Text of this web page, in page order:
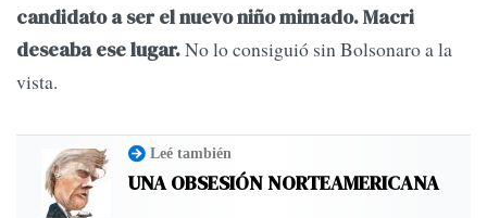
candidato a ser el nuevo niño mimado. Macri
deseaba ese lugar.No lo consiguió sin Bolsonaro a la
vista.
Leé también
UNA OBSESIÓN NORTEAMERICANA